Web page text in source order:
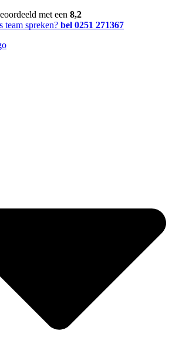
met een 8,2
team spreken? bel 0251 271367